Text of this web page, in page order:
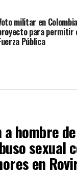
militar en
para permitir
Pública
a hombre
sexual
en